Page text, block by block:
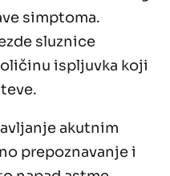
simptoma.
sluznice
ispljuvka koji
akutnim
prepoznavanje i